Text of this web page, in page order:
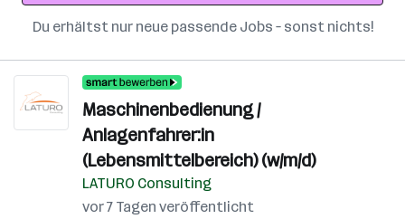
Du erhältst nur neue passende Jobs – sonst nichts!
Maschinenbedienung /
Anlagenfahrer:in
(Lebensmittelbereich) (w/m/d)
LATURO Consulting
vor 7 Tagen veröffentlicht